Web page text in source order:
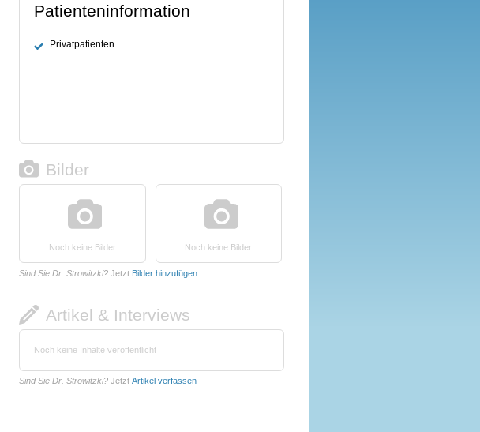
Patienteninformation
Privatpatienten
Bilder
Noch keine Bilder Noch keine Bilder
Sind Sie Dr. Strowitzki? Jetzt Bilder hinzufügen
Artikel & Interviews
Noch keine Inhalte veröffentlicht
Sind Sie Dr. Strowitzki? Jetzt Artikel verfassen